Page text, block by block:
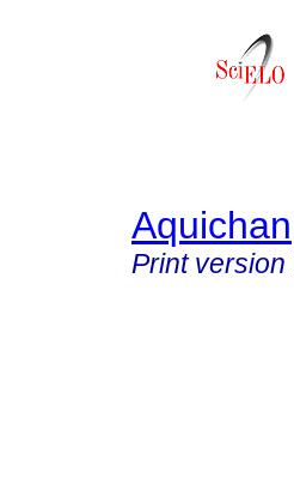
Aquichan
Print version